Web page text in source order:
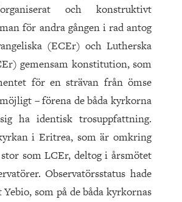
och konstruktivt
för andra gången i rad antog
(ECEr) och Lutherska
gemensam konstitution, som
för en strävan från ömse
– förena de båda kyrkorna
ha identisk trosuppfattning.
i Eritrea, som är omkring
som LCEr, deltog i årsmötet
Observatörsstatus hade
Yebio, som på de båda kyrkornas